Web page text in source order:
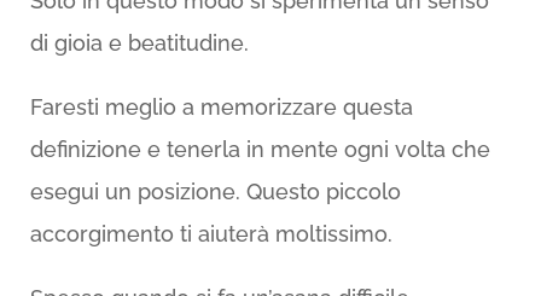
di gioia e beatitudine.
Faresti meglio a memorizzare questa
definizione e tenerla in mente ogni volta che
esegui un posizione. Questo piccolo
accorgimento ti aiuterà moltissimo.